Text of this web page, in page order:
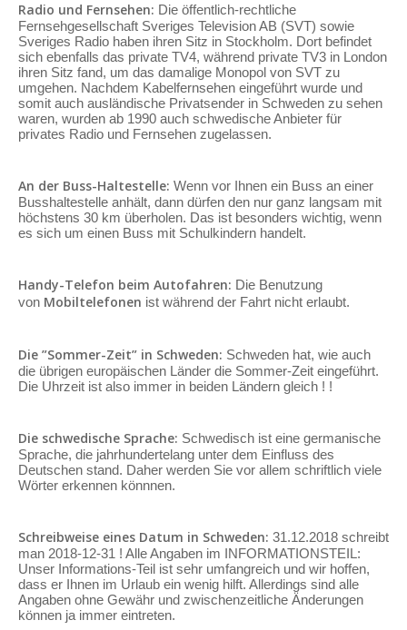
Radio und Fernsehen: Die öffentlich-rechtliche
Fernsehgesellschaft Sveriges Television AB (SVT) sowie
Sveriges Radio haben ihren Sitz in Stockholm. Dort befindet
sich ebenfalls das private TV4, während private TV3 in London
ihren Sitz fand, um das damalige Monopol von SVT zu
umgehen. Nachdem Kabelfernsehen eingeführt wurde und
somit auch ausländische Privatsender in Schweden zu sehen
waren, wurden ab 1990 auch schwedische Anbieter für
privates Radio und Fernsehen zugelassen.
An der Buss-Haltestelle: Wenn vor Ihnen ein Buss an einer
Busshaltestelle anhält, dann dürfen den nur ganz langsam mit
höchstens 30 km überholen. Das ist besonders wichtig, wenn
es sich um einen Buss mit Schulkindern handelt.
Handy-Telefon beim Autofahren: Die Benutzung
von Mobiltelefonen ist während der Fahrt nicht erlaubt.
Die ”Sommer-Zeit” in Schweden: Schweden hat, wie auch
die übrigen europäischen Länder die Sommer-Zeit eingeführt.
Die Uhrzeit ist also immer in beiden Ländern gleich ! !
Die schwedische Sprache: Schwedisch ist eine germanische
Sprache, die jahrhundertelang unter dem Einfluss des
Deutschen stand. Daher werden Sie vor allem schriftlich viele
Wörter erkennen könnnen.
Schreibweise eines Datum in Schweden: 31.12.2018 schreibt
man 2018-12-31 ! Alle Angaben im INFORMATIONSTEIL:
Unser Informations-Teil ist sehr umfangreich und wir hoffen,
dass er Ihnen im Urlaub ein wenig hilft. Allerdings sind alle
Angaben ohne Gewähr und zwischenzeitliche Änderungen
können ja immer eintreten.